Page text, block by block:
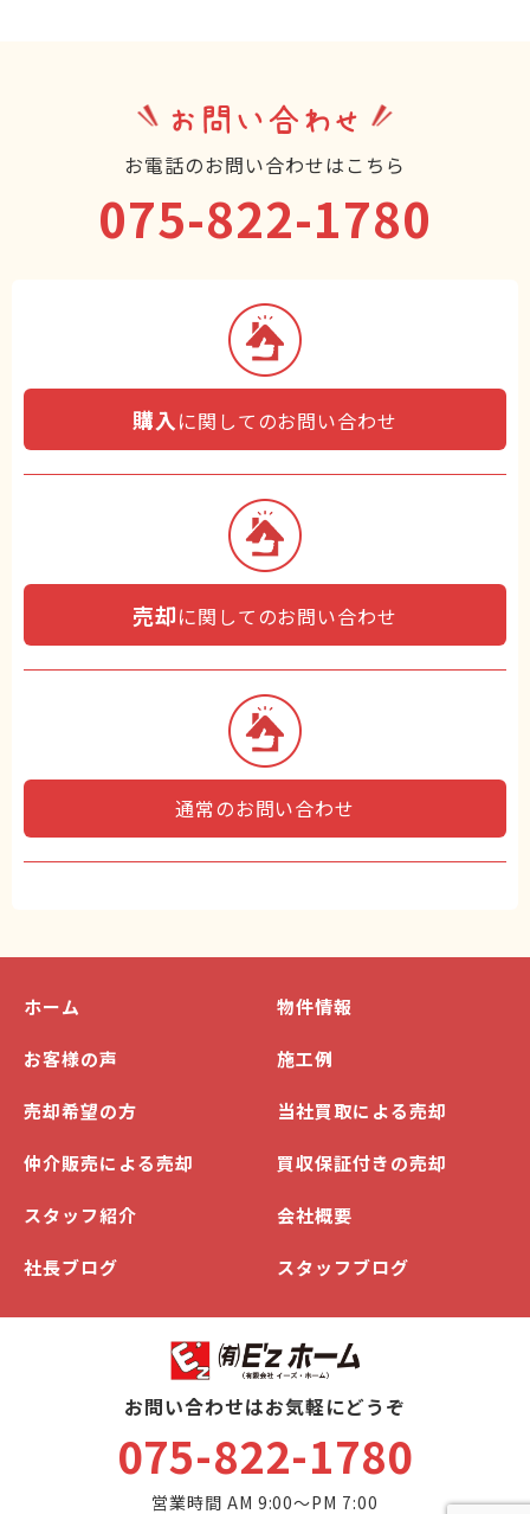
お問い合わせ
お電話のお問い合わせはこちら
075-822-1780
購入 に関してのお問い合わせ
売却に関してのお問い合わせ
通常のお問い合わせ
ホーム 物件情報
お客様の声 施工例
売却希望の方 当社買取による売却
仲介販売による売却 買収保証付きの売却
スタッフ紹介 会社概要
社長ブログ スタッフブログ
お問い合わせはお気軽にどうぞ
075-822-1780
営業時間 AM 9:00～PM 7:00